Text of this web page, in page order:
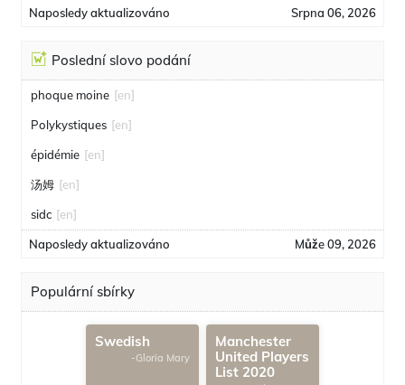
Naposledy aktualizováno Srpna 06, 2026
Poslední slovo podání
phoque moine [en]
Polykystiques [en]
épidémie [en]
汤姆 [en]
sidc [en]
Naposledy aktualizováno Může 09, 2026
Populární sbírky
Swedish
-Gloria Mary
Manchester
United Players
List 2020